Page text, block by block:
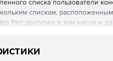
списка пользователи
спискам,
Part доступен в том числе и